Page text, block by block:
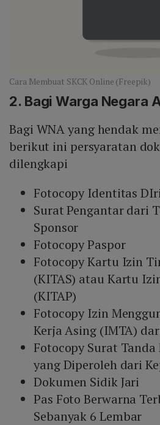
Cara Membuat SKCK Online (Freepik)
2. Bagi Warga Negara
Bagi WNA yang hendak
berikut ini persyaratan
dilengkapi
Fotocopy Identitas
Surat Pengantar dari
Sponsor
Fotocopy Paspor
Fotocopy Kartu Izin
(KITAS) atau Kartu
(KITAP)
Fotocopy Izin
Kerja Asing (IMTA)
Fotocopy Surat Tanda
yang Diperoleh dari
Dokumen Sidik Jari
Pas Foto Berwarna
Sebanyak 6 Lembar